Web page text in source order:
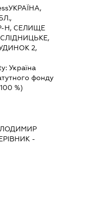
УКРАЇНА,
Н, СЕЛИЩЕ
2,
Україна
фонду
%)
-